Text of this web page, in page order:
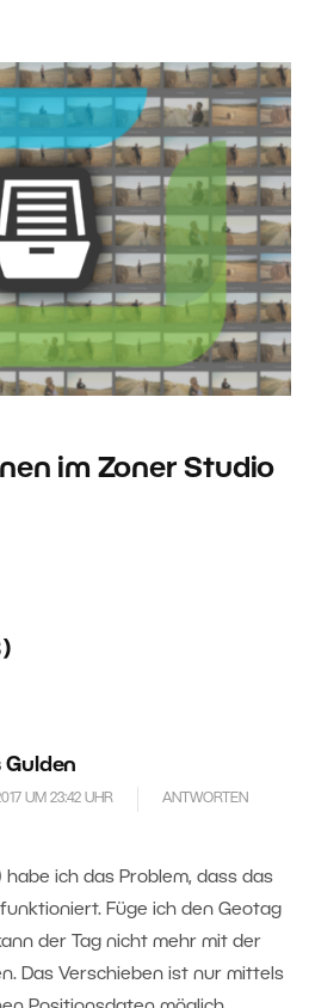
im Zoner Studio
Gulden
UM 23:42 UHR ANTWORTEN
habe ich das Problem, dass das
Füge ich den Geotag
der Tag nicht mehr mit der
Das Verschieben ist nur mittels